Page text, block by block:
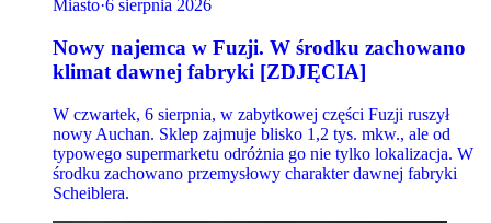
Miasto·6 sierpnia 2026
Nowy najemca w Fuzji. W środku zachowano
klimat dawnej fabryki [ZDJĘCIA]
W czwartek, 6 sierpnia, w zabytkowej części Fuzji ruszył
nowy Auchan. Sklep zajmuje blisko 1,2 tys. mkw., ale od
typowego supermarketu odróżnia go nie tylko lokalizacja. W
środku zachowano przemysłowy charakter dawnej fabryki
Scheiblera.